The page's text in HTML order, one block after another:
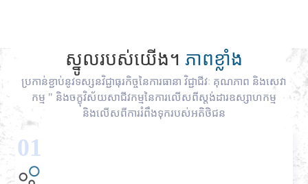
ស្នូលរបស់យើង។ ភាពខ្លាំង
ប្រកាន់ខ្ជាប់នូវទស្សនវិជ្ជាធុរកិច្ចនៃការធានា វិជ្ជាជីវៈ គុណភាព និងសេវា
កម្ម " និងចក្ខុវិស័យសាជីវកម្មនៃការលើសពីស្តង់ដារឧស្សាហកម្ម
និងលើសពីការរំពឹងទុករបស់អតិថិជន
01